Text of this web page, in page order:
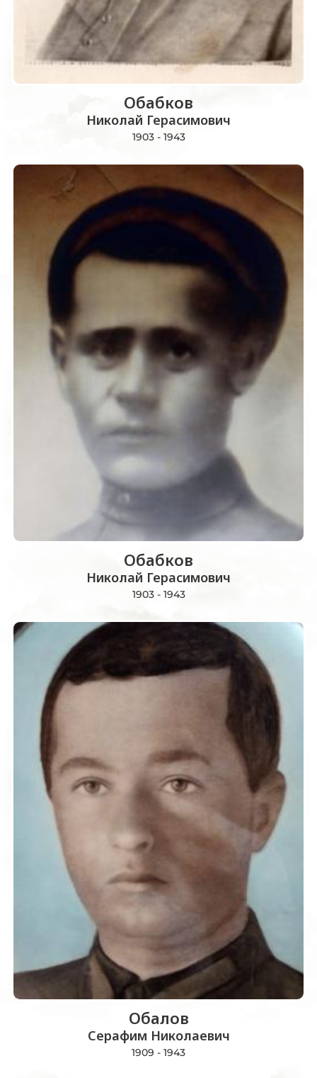
Обабков
Николай Герасимович
1903 - 1943
Обабков
Николай Герасимович
1903 - 1943
Обалов
Серафим Николаевич
1909 - 1943